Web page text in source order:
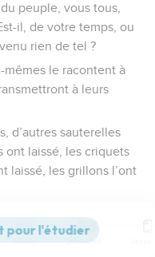
peuple, vous tous,
il, de votre temps, ou
rien de tel ?
mêmes le racontent à
à leurs
d’autres sauterelles
ont laissé, les criquets
laissé, les grillons l’ont
de vos bouches.
Strong